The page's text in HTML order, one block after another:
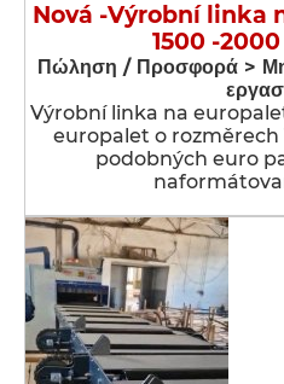
Nová -Výrobní linka
1500 -
Πώληση / Προσφορά >
Výrobní linka na
europalet o
podobných euro